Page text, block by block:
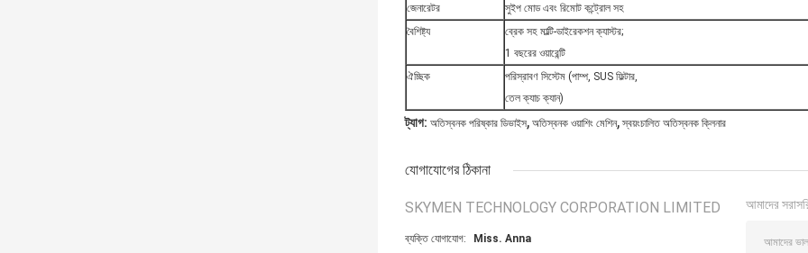
জেনারেটর
সুইপ মোড এবং রিমোট কন্ট্রোল সহ
বৈশিষ্ট্য
ব্রেক সহ মাল্টি-ডাইরেকশন ক্যাস্টর;
1 বছরের ওয়ারেন্টি
ঐচ্ছিক
পরিস্রাবণ সিস্টেম (পাম্প, SUS ফিল্টার,
তেল ক্যাচ ক্যান)
ট্যাগ: অতিস্বনক পরিষ্কার ডিভাইস, অতিস্বনক ওয়াশিং মেশিন, স্বয়ংচালিত অতিস্বনক ক্লিনার
যোগাযোগের ঠিকানা
SKYMEN TECHNOLOGY CORPORATION LIMITED
ব্যক্তি যোগাযোগ:
Miss. Anna
আমাদের